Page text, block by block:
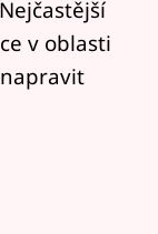
v oblasti